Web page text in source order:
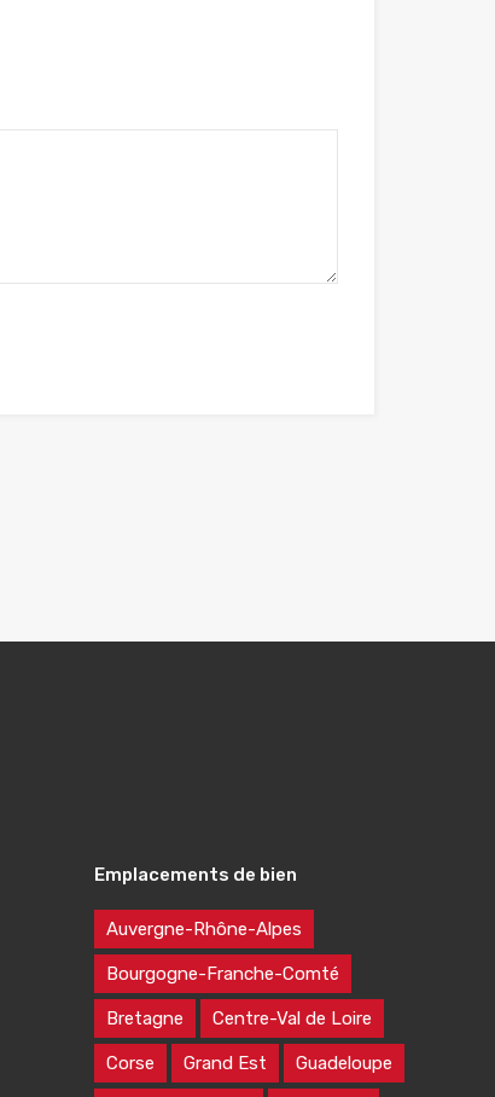
Emplacements de bien
Auvergne-Rhône-Alpes
Bourgogne-Franche-Comté
Bretagne Centre-Val de Loire
Corse Grand Est Guadeloupe